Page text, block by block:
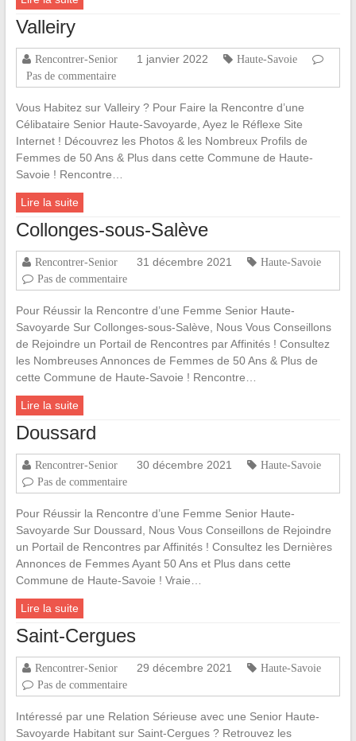
Valleiry
Rencontrer-Senior 1 janvier 2022
Haute-Savoie
Pas de commentaire
Vous Habitez sur Valleiry ? Pour Faire la Rencontre d’une
Célibataire Senior Haute-Savoyarde, Ayez le Réflexe Site
Internet ! Découvrez les Photos & les Nombreux Profils de
Femmes de 50 Ans & Plus dans cette Commune de Haute-
Savoie ! Rencontre…
Lire la suite
Collonges-sous-Salève
Rencontrer-Senior 31 décembre 2021
Haute-Savoie
Pas de commentaire
Pour Réussir la Rencontre d’une Femme Senior Haute-
Savoyarde Sur Collonges-sous-Salève, Nous Vous Conseillons
de Rejoindre un Portail de Rencontres par Affinités ! Consultez
les Nombreuses Annonces de Femmes de 50 Ans & Plus de
cette Commune de Haute-Savoie ! Rencontre…
Lire la suite
Doussard
Rencontrer-Senior 30 décembre 2021
Haute-Savoie
Pas de commentaire
Pour Réussir la Rencontre d’une Femme Senior Haute-
Savoyarde Sur Doussard, Nous Vous Conseillons de Rejoindre
un Portail de Rencontres par Affinités ! Consultez les Dernières
Annonces de Femmes Ayant 50 Ans et Plus dans cette
Commune de Haute-Savoie ! Vraie…
Lire la suite
Saint-Cergues
Rencontrer-Senior 29 décembre 2021
Haute-Savoie
Pas de commentaire
Intéressé par une Relation Sérieuse avec une Senior Haute-
Savoyarde Habitant sur Saint-Cergues ? Retrouvez les